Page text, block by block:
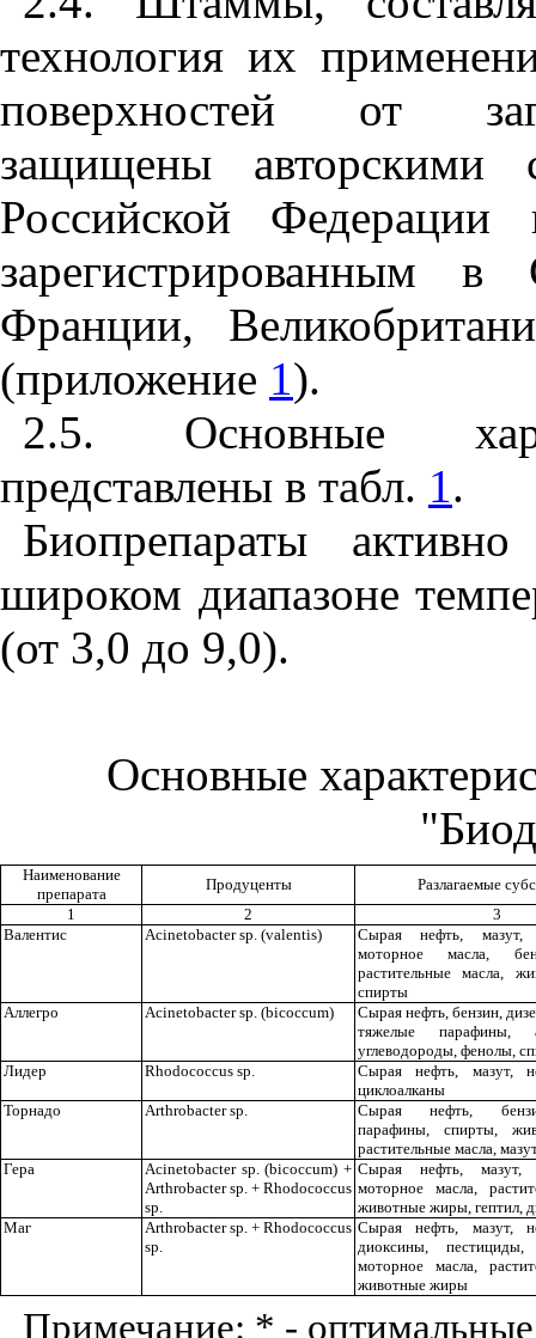
технология их
поверхностей от
защищены авторскими
Российской
зарегистрированным
Франции,
(приложение 1).
2.5. Основные
представлены в табл. 1.
Биопрепараты
широком диапазоне
(от 3,0 до 9,0).
Основные
Наименование
препарата
Продуценты
Разлагаемые
1
2
3
Валентис
Acinetobacter sp. (valentis)
Сырая нефть,
моторное масла,
растительные масла,
спирты
Аллегро
Acinetobacter sp. (bicoccum)
Сырая нефть, бензин,
тяжелые парафины,
углеводороды, фенолы,
Лидер
Rhodococcus sp
Сырая нефть, мазут,
циклоалканы
Торнадо
Arthrobacter sp
Сырая нефть,
парафины, спирты,
растительные масла,
Гера
Acinetobacter sp. (bicoccum) +
Arthrobacter sp.+Rhodococcus
sp
Сырая нефть,
моторное масла,
животные жиры, гептил,
Маг
Arthrobacter sp. + Rhodococcus
sp.
Сырая нефть, мазут,
диоксины,
моторное масла,
животные жиры
Примечание: * - оптимальные